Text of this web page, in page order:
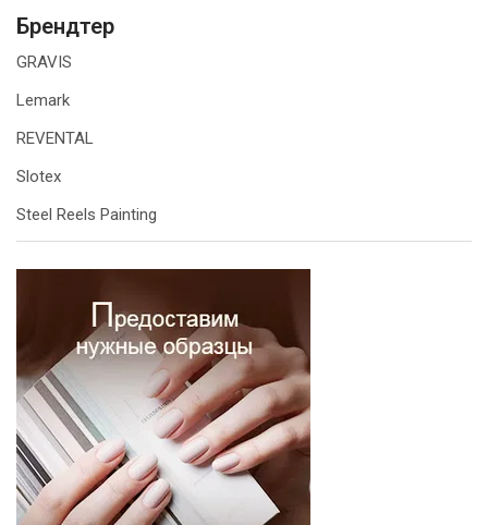
Брендтер
GRAVIS
Lemark
REVENTAL
Slotex
Steel Reels Painting